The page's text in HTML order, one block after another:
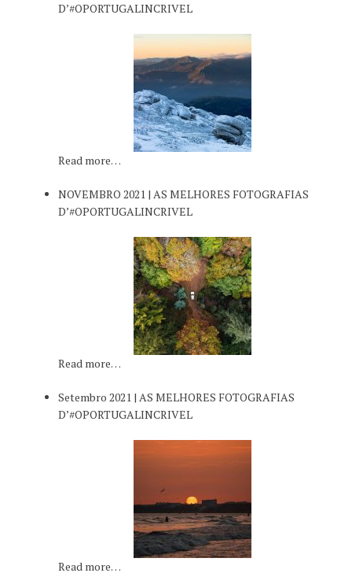
D’#OPORTUGALINCRIVEL
Read more…
NOVEMBRO 2021 | AS MELHORES FOTOGRAFIAS
D’#OPORTUGALINCRIVEL
Read more…
Setembro 2021 | AS MELHORES FOTOGRAFIAS
D’#OPORTUGALINCRIVEL
Read more…